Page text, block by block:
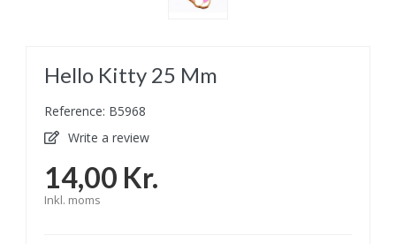
Hello Kitty 25 Mm
Reference: B5968
Write a review
14,00 Kr.
Inkl. moms